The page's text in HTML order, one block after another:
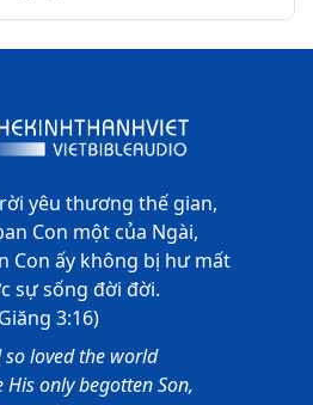
yêu thương thế gian,
Con một của Ngài,
Con ấy không bị hư mất
sự sống đời đời.
3:16)
so loved the world
His only begotten Son,